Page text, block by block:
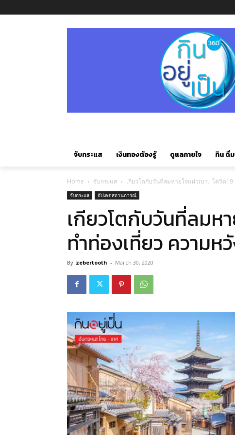
จับกระแส เงินทองต้องรู้ ดูแลกายใจ กิน ดื่
Home จับกระแส เกียวโตกับวันที่ลมหายใจแผ่วเบา.. โควิด
จับกระแส อัปเดตสถานการณ์
เกียวโตกับวันที่ลมหา
ทำท่องเที่ยว ความ
By zebertooth - March 30, 2020